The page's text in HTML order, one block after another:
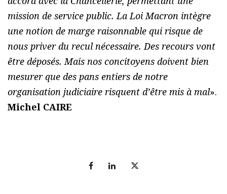
mission de service public. La Loi Macron intègre
une notion de marge raisonnable qui risque de
nous priver du recul nécessaire. Des recours vont
être déposés. Mais nos concitoyens doivent bien
mesurer que des pans entiers de notre
organisation judiciaire risquent d’être mis à mal».
Michel CAIRE